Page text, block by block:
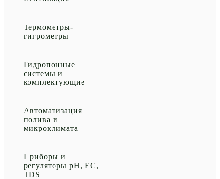
Термометры-
гигрометры
Гидропонные
системы и
комплектующие
Автоматизация
полива и
микроклимата
Приборы и
регуляторы рН, EC,
TDS